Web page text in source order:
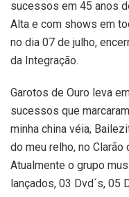
sucessos em 45 anos
Alta e com shows em
no dia 07 de julho,
da Integração.
Garotos de Ouro leva
sucessos que
minha china véia,
do meu relho, no Clarão
Atualmente o grupo
lançados, 03 Dvd´s, 05